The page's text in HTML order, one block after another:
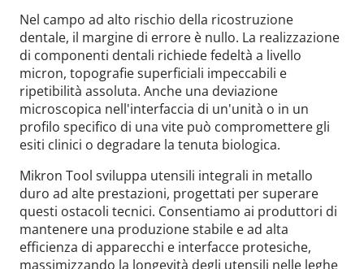
Nel campo ad alto rischio della ricostruzione
dentale, il margine di errore è nullo. La realizzazione
di componenti dentali richiede fedeltà a livello
micron, topografie superficiali impeccabili e
ripetibilità assoluta. Anche una deviazione
microscopica nell'interfaccia di un'unità o in un
profilo specifico di una vite può compromettere gli
esiti clinici o degradare la tenuta biologica.
Mikron Tool sviluppa utensili integrali in metallo
duro ad alte prestazioni, progettati per superare
questi ostacoli tecnici. Consentiamo ai produttori di
mantenere una produzione stabile e ad alta
efficienza di apparecchi e interfacce protesiche,
massimizzando la longevità degli utensili nelle leghe